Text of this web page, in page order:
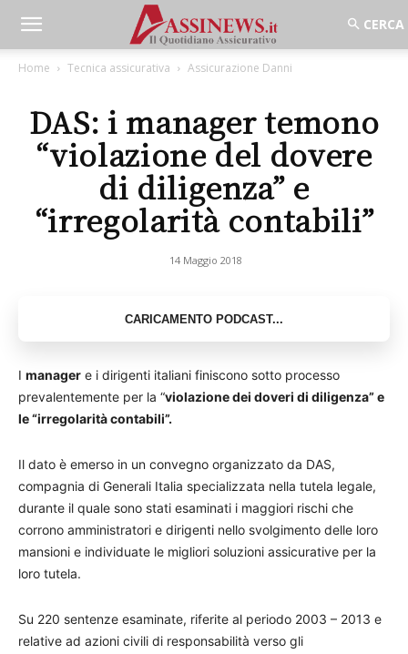
Home Tecnica assicurativa Assicurazione Danni
DAS: i manager temono
“violazione del dovere
di diligenza” e
“irregolarità contabili”
14 Maggio 2018
I manager e i dirigenti italiani finiscono sotto processo
prevalentemente per la “violazione dei doveri di diligenza” e
le “irregolarità contabili”.
Il dato è emerso in un convegno organizzato da DAS,
compagnia di Generali Italia specializzata nella tutela legale,
durante il quale sono stati esaminati i maggiori rischi che
corrono amministratori e dirigenti nello svolgimento delle loro
mansioni e individuate le migliori soluzioni assicurative per la
loro tutela.
Su 220 sentenze esaminate, riferite al periodo 2003 – 2013 e
relative ad azioni civili di responsabilità verso gli